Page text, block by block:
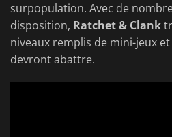
surpopulation. Avec de
disposition, Ratchet & Clank
niveaux remplis de mini-jeux
devront abattre.